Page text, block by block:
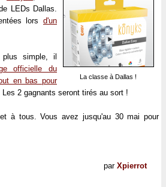
La classe à Dallas !
LEDs Dallas.
lors d'un
simple, il
officielle du
en bas pour
Les 2 gagnants seront tirés au sort !
à tous. Vous avez jusqu'au 30 mai pour
par Xpierrot